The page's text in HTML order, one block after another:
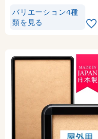
バリエーション4種
類を見る